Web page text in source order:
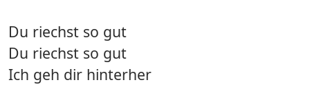
Du riechst so gut
Du riechst so gut
Ich geh dir hinterher